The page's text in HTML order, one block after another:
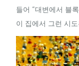
들어 “대변에서 블
이 집에서 그런 시